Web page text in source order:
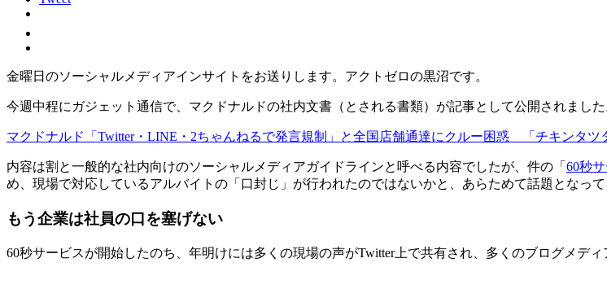
金曜日のソーシャルメディアインサイトをお送りします。アクトゼロの黒沼です。
今週中程にガジェット通信で、マクドナルドの社内文書（とされる書類）が記事として公開されました
マクドナルド「Twitter・LINE・2ちゃんねるで発言規制」と全国店舗通達にクルー困惑 「チキンタツ
内容は割と一般的な社内向けのソーシャルメディアガイドラインと呼べる内容でしたが、件の「 60秒
め、現場で対応しているアルバイトの「口封じ」が行われたのではないかと、あらためて話題となって
もう企業は社員の口を塞げない
60秒サービスが開始したのち、年明けには多くの現場の声がTwitter上で共有され、多くのブログメディ